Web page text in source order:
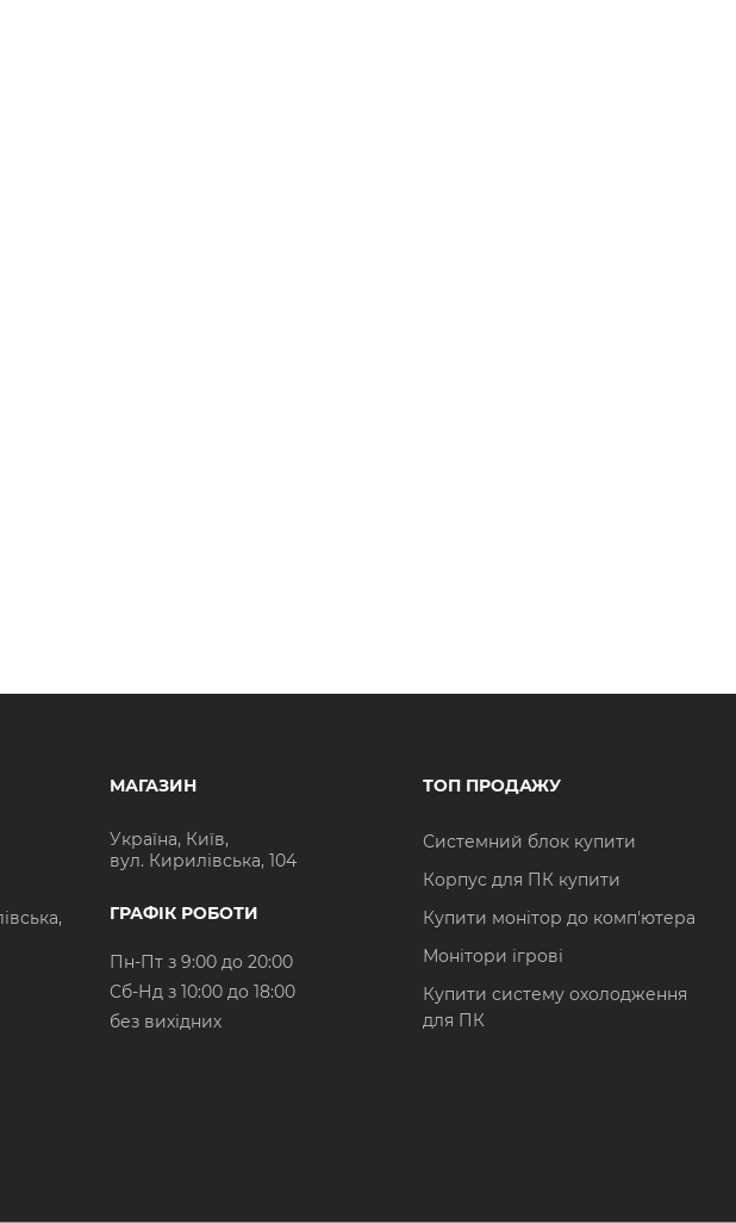
МАГАЗИН
Україна, Київ,
вул. Кирилівська, 104
ГРАФІК РОБОТИ
Пн-Пт з 9:00 до 20:00
Cб-Нд з 10:00 до 18:00
без вихідних
ТОП ПРОДАЖУ
Системний блок купити
Корпус для ПК купити
Купити монітор до комп'ютера
Монітори ігрові
Купити систему охолодження
для ПК